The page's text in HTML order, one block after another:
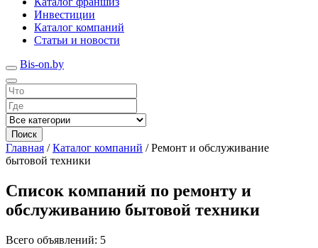
Инвестиции
Каталог компаний
Статьи и новости
Bis-on.by
Поиск
Главная / Каталог компаний /Ремонт и обслуживание
бытовой техники
Список компаний по ремонту и
обслуживанию бытовой техники
Всего объявлений: 5